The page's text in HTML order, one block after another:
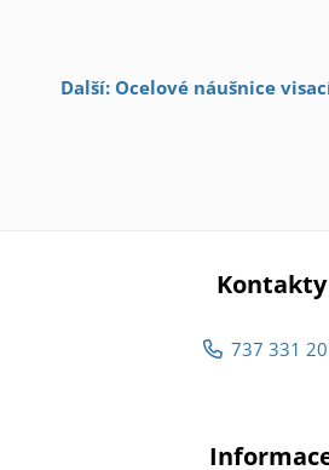
Další: Ocelové náušnice
Kontakty
737 331